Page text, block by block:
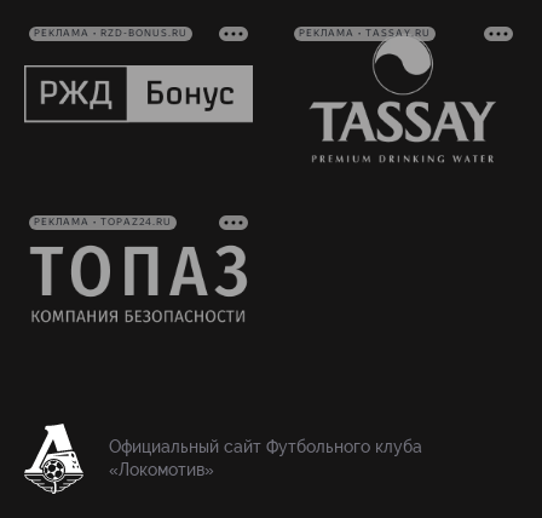
РЕКЛАМА • RZD-BONUS.RU РЕКЛАМА • TASSAY.RU
РЕКЛАМА • TOPAZ24.RU
Официальный сайт Футбольного клуба
«Локомотив»